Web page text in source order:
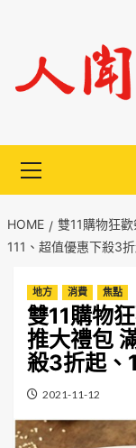
content
Menu
HOME
雙11購物狂
111、超值優惠下殺3
地方 消費 焦點
雙11購物
推大禮包
殺3折起、
2021-11-12